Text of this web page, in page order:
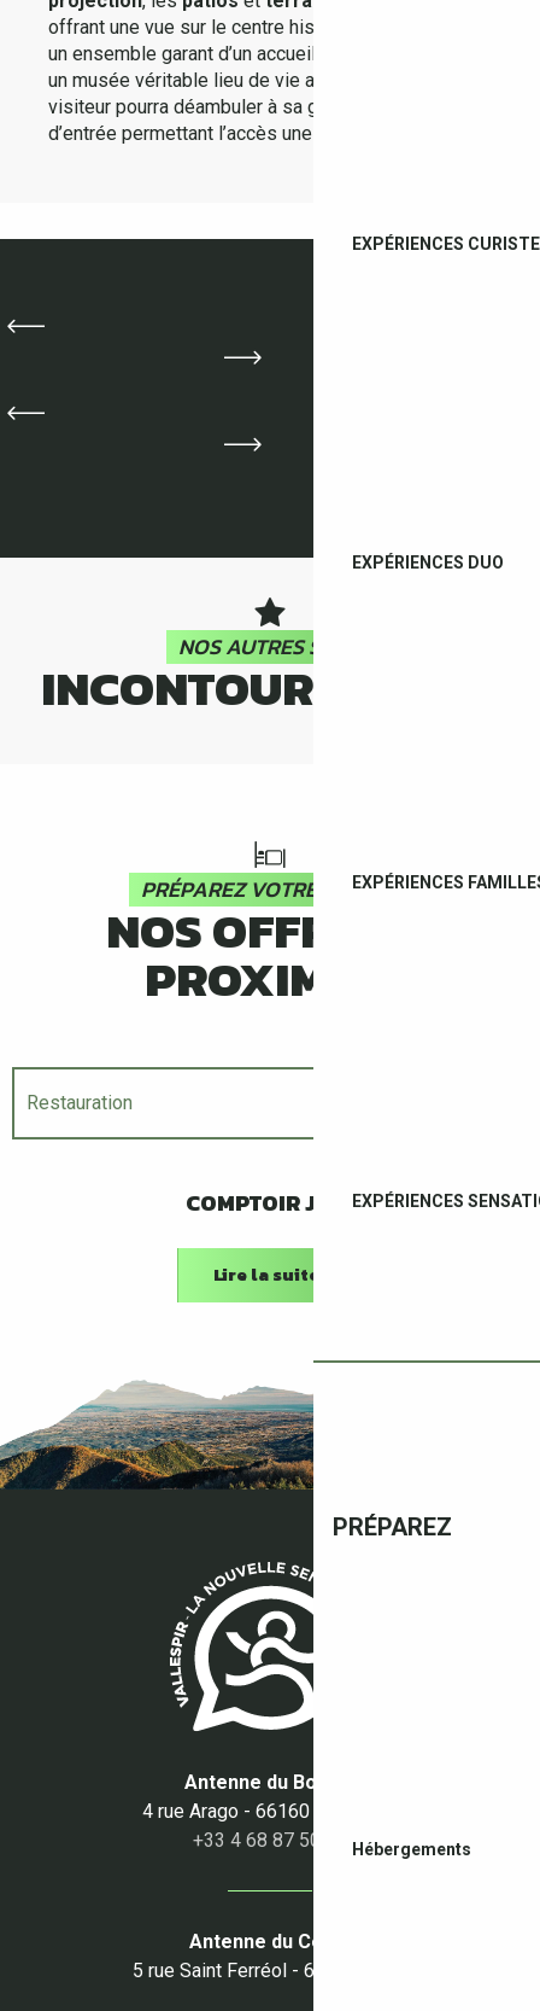
EXPÉRIENCES
EXPÉRIENCES DUO
EXPÉRIENCES
EXPÉRIENCES
PRÉPAREZ
Hébergements
offrant une vue sur le centre historique composeront
un ensemble garant d’un accueil de grande qualité,
un musée véritable lieu de vie au sein duquel le
visiteur pourra déambuler à sa guise, le billet
d’entrée permettant l’accès une journée entière.
NOS AUTRES SITES
INCONTOURNABLES
PRÉPAREZ VOTRE SÉJOUR
NOS OFFRES À
PROXIMITÉ
Restauration
COMPTOIR JOA
Lire la suite
Antenne du Boulou
4 rue Arago - 66160 Le Boulou
+33 4 68 87 50 95
Antenne du Céret
5 rue Saint Ferréol - 66400 Céret